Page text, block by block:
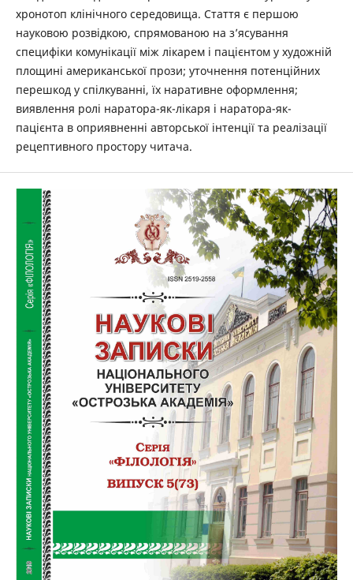
хронотоп клінічного середовища. Стаття є першою
науковою розвідкою, спрямованою на з’ясування
специфіки комунікації між лікарем і пацієнтом у художній
площині американської прози; уточнення потенційних
перешкод у спілкуванні, їх наративне оформлення;
виявлення ролі наратора-як-лікаря і наратора-як-
пацієнта в оприявненні авторської інтенції та реалізації
рецептивного простору читача.